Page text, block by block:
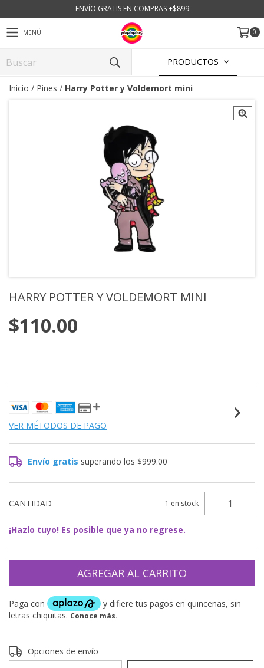
ENVÍO GRATIS EN COMPRAS +$899
MENÚ 0
PRODUCTOS
Inicio / Pines / Harry Potter y Voldemort mini
HARRY POTTER Y VOLDEMORT MINI
$110.00
VER MÉTODOS DE PAGO
Envío gratis superando los$999.00
CANTIDAD 1 en stock
¡Hazlo tuyo! Es posible que ya no regrese.
Entregas para el CP:
Opciones de envío